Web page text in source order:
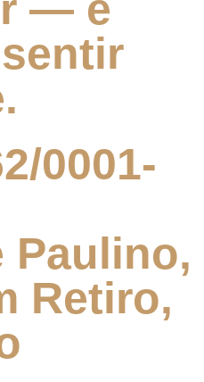
0001-
Paulino,
Retiro,